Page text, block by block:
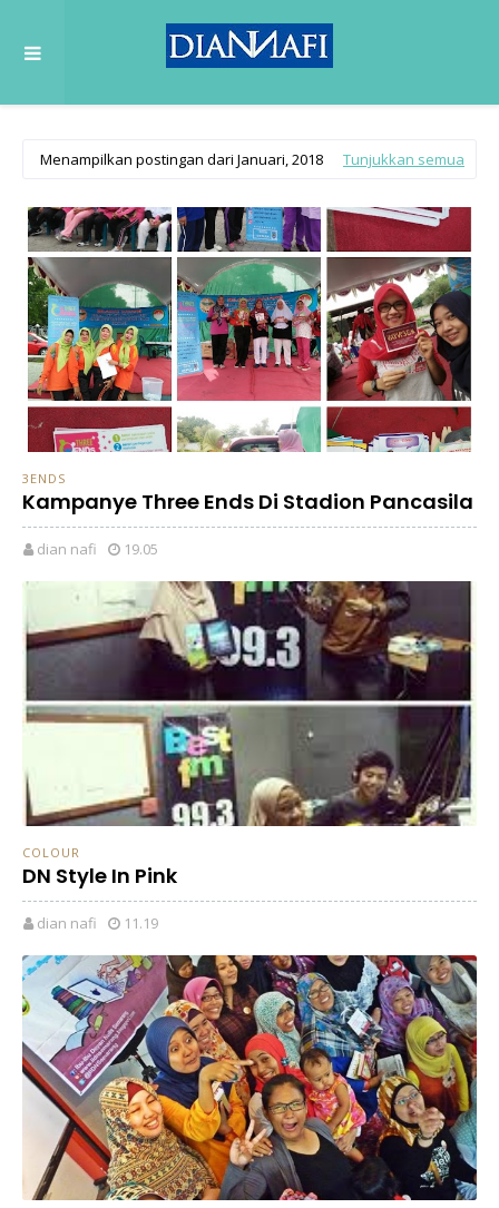
Menampilkan postingan dari Januari, 2018 Tunjukkan semua
3ENDS
Kampanye Three Ends Di Stadion Pancasila
dian nafi 19.05
COLOUR
DN Style In Pink
dian nafi 11.19